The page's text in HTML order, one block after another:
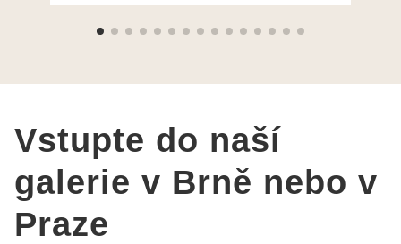
výběru, jak už bylo napsáno - na požádání
Vstupte do naší
galerie v Brně nebo v
Praze